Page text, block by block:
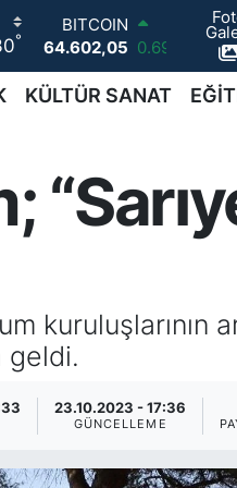
°
DOLAR
47,5986 0.06
EURO
55,0700 0.1
6518.23
0.39
BİST100
13.768
48
KÜLTÜR SANAT
geldi.
23.10.2023 - 17:36
GÜNCELLEME